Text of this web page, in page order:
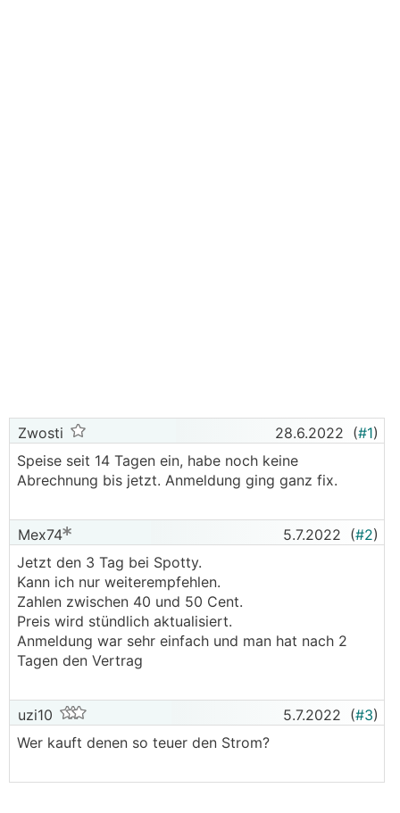
Zwosti 28.6.2022 (#1)
Speise seit 14 Tagen ein, habe noch keine
Abrechnung bis jetzt. Anmeldung ging ganz fix.
Mex74 5.7.2022 (#2)
Jetzt den 3 Tag bei Spotty.
Kann ich nur weiterempfehlen.
Zahlen zwischen 40 und 50 Cent.
Preis wird stündlich aktualisiert.
Anmeldung war sehr einfach und man hat nach 2
Tagen den Vertrag
uzi10 5.7.2022 (#3)
Wer kauft denen so teuer den Strom?